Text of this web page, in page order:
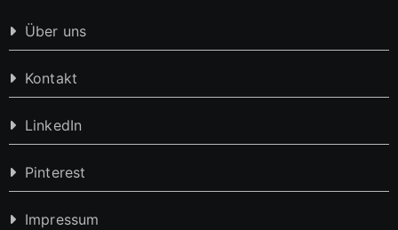
Über uns
Kontakt
LinkedIn
Pinterest
Impressum